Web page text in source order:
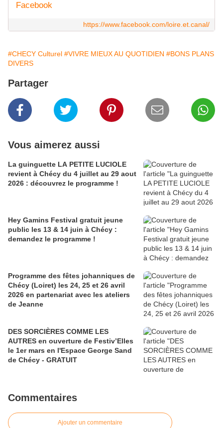
Facebook
https://www.facebook.com/loire.et.canal/
#CHECY Culturel #VIVRE MIEUX AU QUOTIDIEN #BONS PLANS
DIVERS
Partager
Vous aimerez aussi
La guinguette LA PETITE LUCIOLE
revient à Chécy du 4 juillet au 29 aout
2026 : découvrez le programme !
Hey Gamins Festival gratuit jeune
public les 13 & 14 juin à Chécy :
demandez le programme !
Programme des fêtes johanniques de
Chécy (Loiret) les 24, 25 et 26 avril
2026 en partenariat avec les ateliers
de Jeanne
DES SORCIÈRES COMME LES
AUTRES en ouverture de Festiv’Elles
le 1er mars en l'Espace George Sand
de Chécy - GRATUIT
Commentaires
Ajouter un commentaire